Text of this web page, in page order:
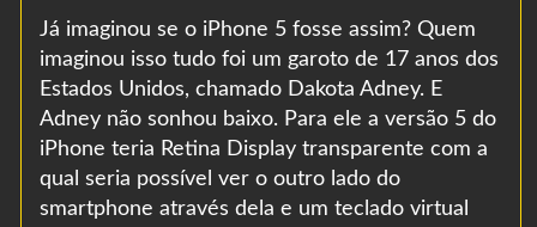
Já imaginou se o iPhone 5 fosse assim? Quem
imaginou isso tudo foi um garoto de 17 anos dos
Estados Unidos, chamado Dakota Adney. E
Adney não sonhou baixo. Para ele a versão 5 do
iPhone teria Retina Display transparente com a
qual seria possível ver o outro lado do
smartphone através dela e um teclado virtual